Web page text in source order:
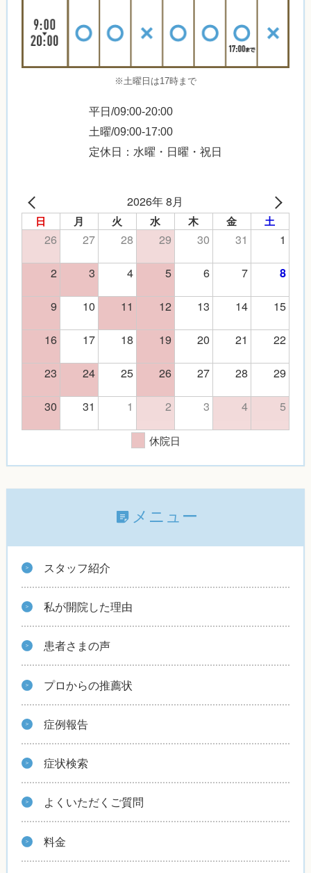
※土曜日は17時まで
平日/09:00-20:00
土曜/09:00-17:00
定休日：水曜・日曜・祝日
2026年 8月
日 月 火 水 木 金 土
26 27 28 29 30 31
1
2
3 4 5 6 7 8
9 10 11 12 13 14
15
16
17 18 19 20 21
22
23
24 25 26 27 28
29
30
31 1 2 3 4 5
休院日
メニュー
スタッフ紹介
私が開院した理由
患者さまの声
プロからの推薦状
症例報告
症状検索
よくいただくご質問
料金